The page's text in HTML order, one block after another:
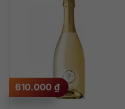
610.000 ₫